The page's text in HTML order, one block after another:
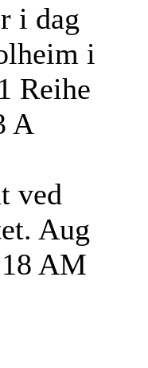
i dag
i
Reihe
A
ved
Aug
AM